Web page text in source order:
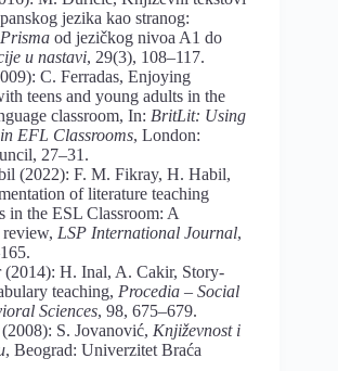
jezika kao stranog:
Prisma od jezičkog nivoa A1 do
u nastavi, 29(3), 108–117.
C. Ferradas, Enjoying
teens and young adults in the
classroom, In: BritLit: Using
EFL Classrooms, London:
27–31.
(2022): F. M. Fikray, H. Habil,
of literature teaching
in the ESL Classroom: A
review, LSP International Journal,
(2014): H. Inal, A. Cakir, Story-
teaching, Procedia – Social
Sciences, 98, 675–679.
S. Jovanović, Književnost i
, Beograd: Univerzitet Braća